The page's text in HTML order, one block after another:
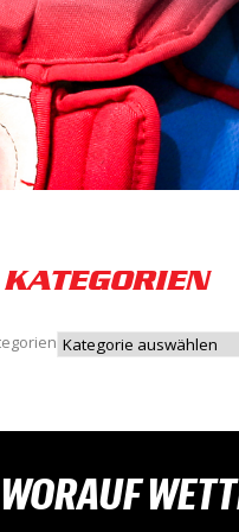
KATEGORIEN